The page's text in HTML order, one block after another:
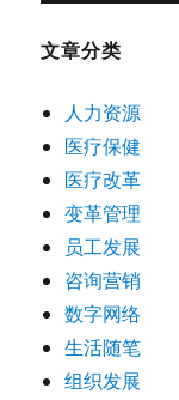
文章分类
人力资源
医疗保健
医疗改革
变革管理
员工发展
咨询营销
数字网络
生活随笔
组织发展